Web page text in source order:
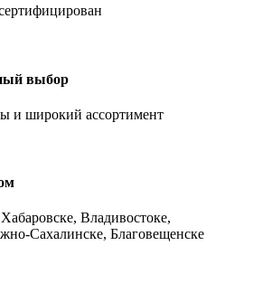
выбор
и широкий ассортимент
Владивостоке,
Сахалинске, Благовещенске